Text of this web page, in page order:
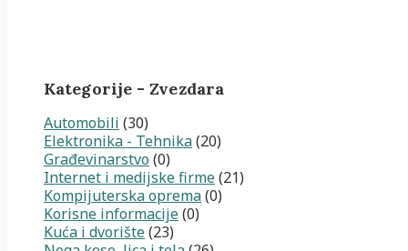
Kategorije - Zvezdara
Automobili (30)
Elektronika - Tehnika(20)
Građevinarstvo (0)
Internet i medijske firme(21)
Kompijuterska oprema(0)
Korisne informacije(0)
Kuća i dvorište(23)